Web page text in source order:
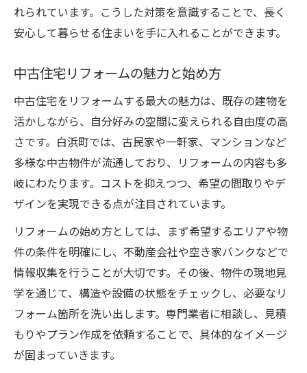
リフォームで再生する中古物件の魅力
空き家バンク物件のリフォーム事例紹介
マンションリフォームで新生活を実現
中古住宅リフォームで叶う白浜町の新しい日常
中古住宅リフォーム後の白浜町新生活
リフォーム済み物件で広がる暮らしの幅
中古一軒家リフォームの成功ポイント
平屋や戸建てリフォームの実践的手法
れられています。こうした対策を意識することで、長く
安心して暮らせる住まいを手に入れることができます。
中古住宅リフォームの魅力と始め方
中古住宅をリフォームする最大の魅力は、既存の建物を
活かしながら、自分好みの空間に変えられる自由度の高
さです。白浜町では、古民家や一軒家、マンションなど
多様な中古物件が流通しており、リフォームの内容も多
岐にわたります。コストを抑えつつ、希望の間取りやデ
ザインを実現できる点が注目されています。
リフォームの始め方としては、まず希望するエリアや物
件の条件を明確にし、不動産会社や空き家バンクなどで
情報収集を行うことが大切です。その後、物件の現地見
学を通じて、構造や設備の状態をチェックし、必要なリ
フォーム箇所を洗い出します。専門業者に相談し、見積
もりやプラン作成を依頼することで、具体的なイメージ
が固まっていきます。